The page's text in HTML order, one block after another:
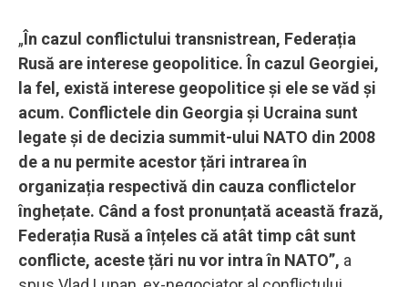
„În cazul conflictului transnistrean, Federația
Rusă are interese geopolitice. În cazul Georgiei,
la fel, există interese geopolitice și ele se văd și
acum. Conflictele din Georgia și Ucraina sunt
legate și de decizia summit-ului NATO din 2008
de a nu permite acestor țări intrarea în
organizația respectivă din cauza conflictelor
înghețate. Când a fost pronunțată această frază,
Federația Rusă a înțeles că atât timp cât sunt
conflicte, aceste țări nu vor intra în NATO”, a